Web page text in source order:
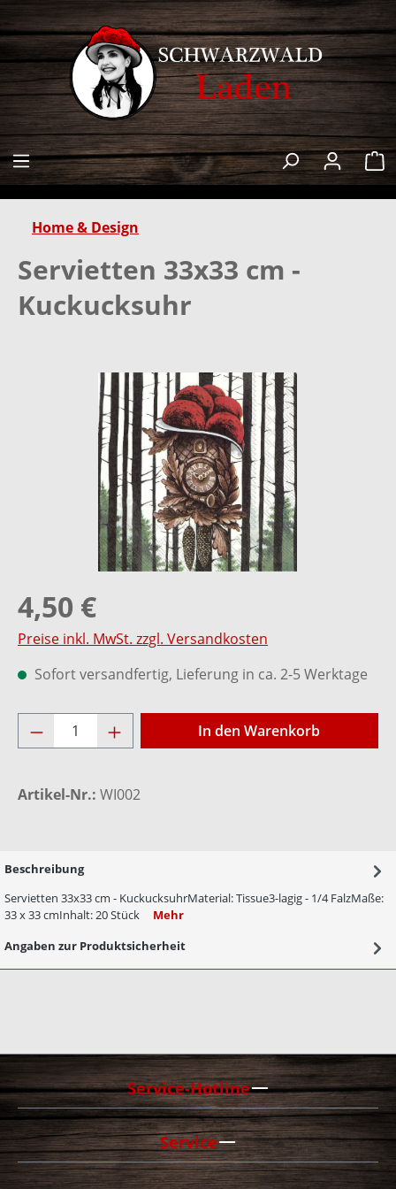
springen
Home & Design
Servietten 33x33 cm -
Kuckucksuhr
Bildergalerie überspringen
4,50 €
Preise inkl. MwSt. zzgl. Versandkosten
Sofort versandfertig, Lieferung in ca. 2-5 Werktage
Produkt Anzahl: Gib den gewünschten
In den Warenkorb
Artikel-Nr.: WI002
Beschreibung
Servietten 33x33 cm - KuckucksuhrMaterial: Tissue3-lagig - 1/4 FalzMaße:
33 x 33 cmInhalt: 20 Stück Mehr
Angaben zur Produktsicherheit
Service-Hotline
Service